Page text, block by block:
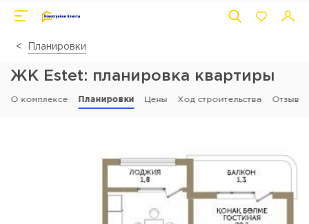
Планировки
ЖК Estet: планировка квартиры
О комплексе Планировки Цены Ход строительства Отзывы